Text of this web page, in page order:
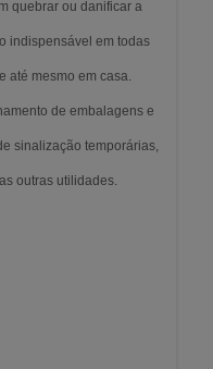
quebrar ou danificar a
indispensável em todas
até mesmo em casa.
de embalagens e
sinalização temporárias,
outras utilidades.